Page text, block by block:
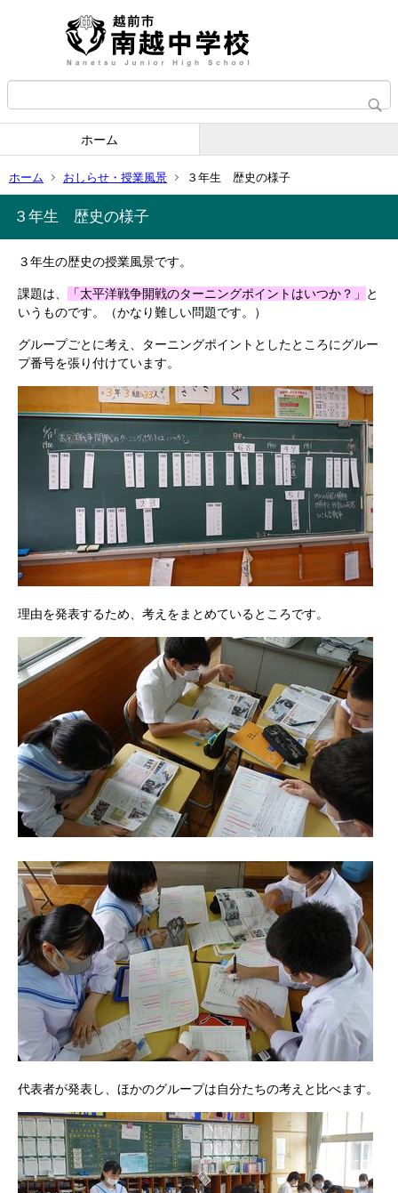
ホーム
ホーム おしらせ・授業風景 ３年生 歴史の様子
３年生 歴史の様子
３年生の歴史の授業風景です。
課題は、 「太平洋戦争開戦のターニングポイントはいつか？」
と
いうものです。（かなり難しい問題です。）
グループごとに考え、ターニングポイントとしたところにグルー
プ番号を張り付けています。
理由を発表するため、考えをまとめているところです。
代表者が発表し、ほかのグループは自分たちの考えと比べます。